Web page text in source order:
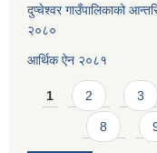
दुप्चेश्वर गाउँपालिकाको
२०८०
आर्थिक ऐन २०८१
Pages
1 2 3
8